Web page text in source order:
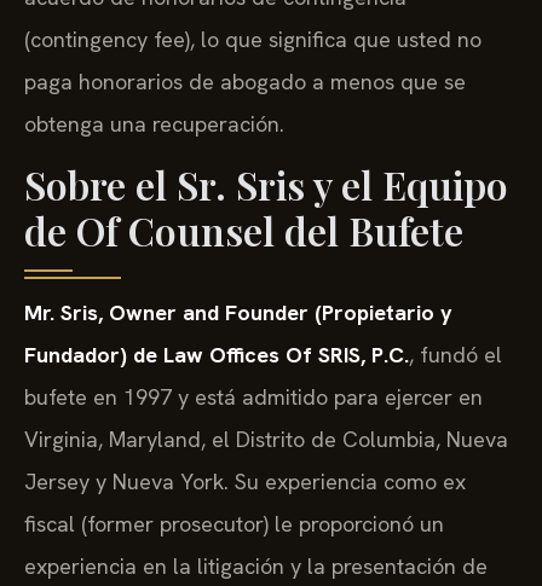
(contingency fee), lo que significa que usted no
paga honorarios de abogado a menos que se
obtenga una recuperación.
Sobre el Sr. Sris y el Equipo
de Of Counsel del Bufete
Mr. Sris, Owner and Founder (Propietario y
Fundador) de Law Offices Of SRIS, P.C., fundó el
bufete en 1997 y está admitido para ejercer en
Virginia, Maryland, el Distrito de Columbia, Nueva
Jersey y Nueva York. Su experiencia como ex
fiscal (former prosecutor) le proporcionó un
experiencia en la litigación y la presentación de